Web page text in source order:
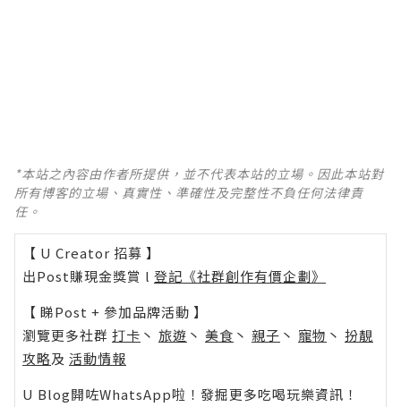
*本站之內容由作者所提供，並不代表本站的立場。因此本站對
所有博客的立場、真實性、準確性及完整性不負任何法律責
任。
【 U Creator 招募 】
出Post賺現金獎賞 l 登記《社群創作有價企劃》
【 睇Post + 參加品牌活動 】
瀏覽更多社群 打卡 丶 旅遊 丶 美食 丶 親子 丶 寵物 丶 扮靚
攻略及 活動情報
U Blog開咗WhatsApp啦！發掘更多吃喝玩樂資訊！